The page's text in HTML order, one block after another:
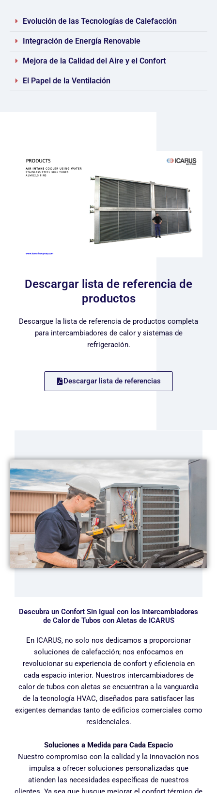
Evolución de las Tecnologías de Calefacción
Integración de Energía Renovable
Mejora de la Calidad del Aire y el Confort
El Papel de la Ventilación
Descargar lista de referencia de
productos
Descargue la lista de referencia de productos completa
para intercambiadores de calor y sistemas de
refrigeración.
Descargar lista de referencias
Descubra un Confort Sin Igual con los Intercambiadores
de Calor de Tubos con Aletas de ICARUS
En ICARUS, no solo nos dedicamos a proporcionar
soluciones de calefacción; nos enfocamos en
revolucionar su experiencia de confort y eficiencia en
cada espacio interior. Nuestros intercambiadores de
calor de tubos con aletas se encuentran a la vanguardia
de la tecnología HVAC, diseñados para satisfacer las
exigentes demandas tanto de edificios comerciales como
residenciales.
Soluciones a Medida para Cada Espacio
Nuestro compromiso con la calidad y la innovación nos
impulsa a ofrecer soluciones personalizadas que
atienden las necesidades específicas de nuestros